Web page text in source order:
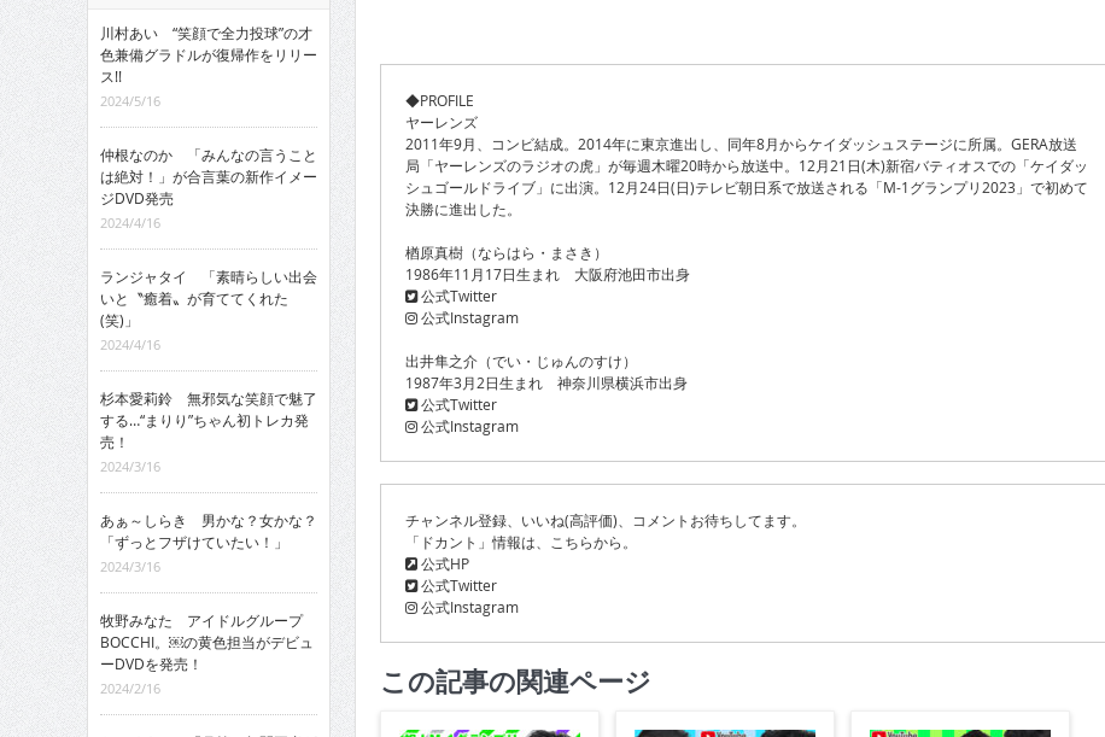
◆PROFILE
ヤーレンズ
2011年9月、コンビ結成。2014年に東京進出し、同年8月からケイダッシュステージに所属。GERA放送
局「ヤーレンズのラジオの虎」が毎週木曜20時から放送中。12月21日(木)新宿バティオスでの「ケイダッ
シュゴールドライブ」に出演。12月24日(日)テレビ朝日系で放送される「M-1グランプリ2023」で初めて
決勝に進出した。
楢原真樹（ならはら・まさき）
1986年11月17日生まれ 大阪府池田市出身
公式Twitter
公式Instagram
出井隼之介（でい・じゅんのすけ）
1987年3月2日生まれ 神奈川県横浜市出身
公式Twitter
公式Instagram
チャンネル登録、いいね(高評価)、コメントお待ちしてます。
「ドカント」情報は、こちらから。
公式HP
公式Twitter
公式Instagram
この記事の関連ページ
川村あい “笑顔で全力投球”の才
色兼備グラドルが復帰作をリリー
ス!!
2024/5/16
仲根なのか 「みんなの言うこと
は絶対！」が合言葉の新作イメー
ジDVD発売
2024/4/16
ランジャタイ 「素晴らしい出会
いと〝癒着〟が育ててくれた
(笑)」
2024/4/16
杉本愛莉鈴 無邪気な笑顔で魅了
する…“まりり”ちゃん初トレカ発
売！
2024/3/16
あぁ～しらき 男かな？女かな？
「ずっとフザけていたい！」
2024/3/16
牧野みなた アイドルグループ
BOCCHI。￼の黄色担当がデビュ
ーDVDを発売！
2024/2/16